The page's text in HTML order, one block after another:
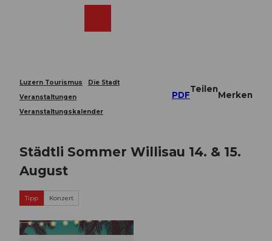
Luzern Tourismus
Die Stadt
Veranstaltungen
Veranstaltungskalender
PDF
Teilen
Merken
Städtli Sommer Willisau 14. & 15.
August
Tipp Konzert